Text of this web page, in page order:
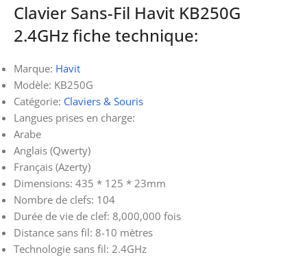
Clavier Sans-Fil Havit KB250G
2.4GHz fiche technique:
Marque: Havit
Modèle: KB250G
Catégorie: Claviers & Souris
Langues prises en charge:
Arabe
Anglais (Qwerty)
Français (Azerty)
Dimensions: 435 * 125 * 23mm
Nombre de clefs: 104
Durée de vie de clef: 8,000,000 fois
Distance sans fil: 8-10 mètres
Technologie sans fil: 2.4GHz